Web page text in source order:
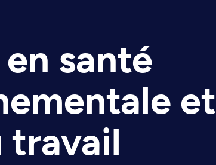
santé
et
travail